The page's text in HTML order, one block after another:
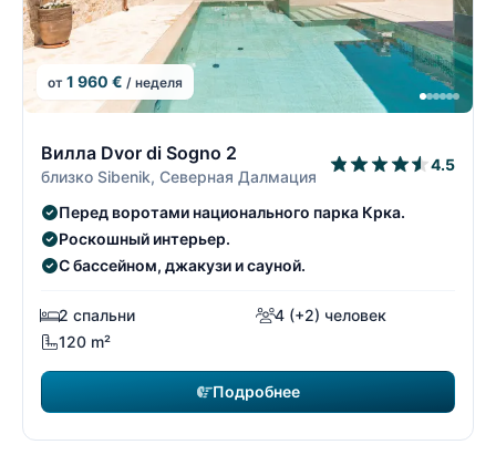
от 1 960 € / неделя
Вилла Dvor di Sogno 2
близко Sibenik, Северная Далмация
4.5
Перед воротами национального парка Крка.
Роскошный интерьер.
С бассейном, джакузи и сауной.
2 спальни
4 (+2) человек
120 m²
Подробнее